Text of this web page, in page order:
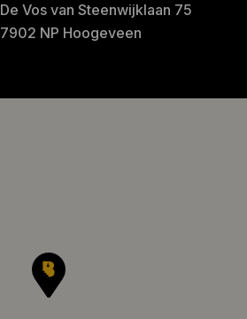
De Vos van Steenwijklaan 75
7902 NP Hoogeveen